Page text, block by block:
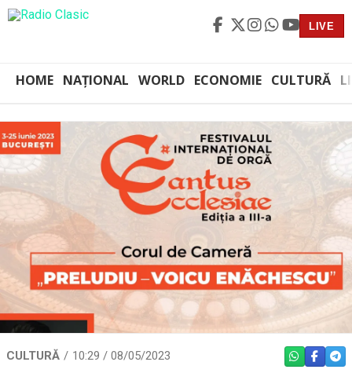
LIVE
HOME NAȚIONAL WORLD ECONOMIE CULTURĂ
CULTURĂ 10:29 / 08/05/2023 WHATSAPP